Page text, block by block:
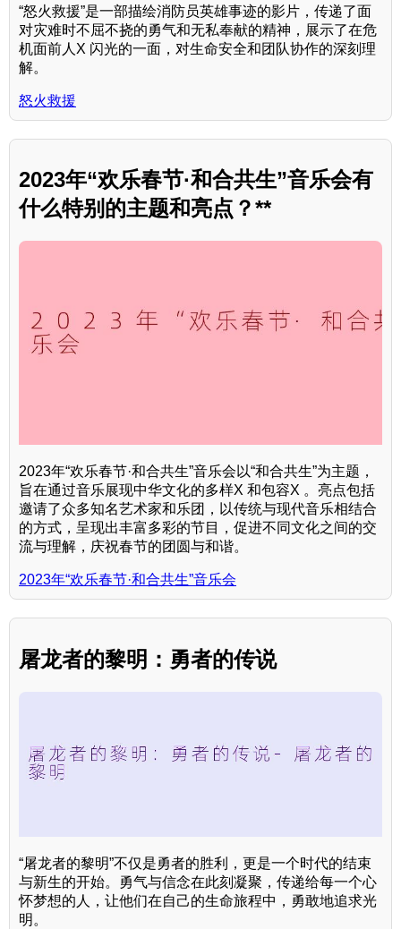
“怒火救援”是一部描绘消防员英雄事迹的影片，传递了面
对灾难时不屈不挠的勇气和无私奉献的精神，展示了在危
机面前人X 闪光的一面，对生命安全和团队协作的深刻理
解。
怒火救援
2023年“欢乐春节·和合共生”音乐会有
什么特别的主题和亮点？**
2023年“欢乐春节·和合共生”音乐会以“和合共生”为主题，
旨在通过音乐展现中华文化的多样X 和包容X 。亮点包括
邀请了众多知名艺术家和乐团，以传统与现代音乐相结合
的方式，呈现出丰富多彩的节目，促进不同文化之间的交
流与理解，庆祝春节的团圆与和谐。
2023年“欢乐春节·和合共生”音乐会
屠龙者的黎明：勇者的传说
“屠龙者的黎明”不仅是勇者的胜利，更是一个时代的结束
与新生的开始。勇气与信念在此刻凝聚，传递给每一个心
怀梦想的人，让他们在自己的生命旅程中，勇敢地追求光
明。